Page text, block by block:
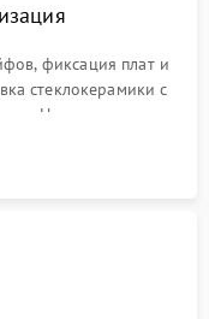
фиксация плат и
стеклокерамики с
Нанесение
уплотнительной